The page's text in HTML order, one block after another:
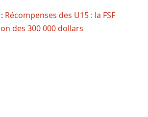
Récompenses des U15 : la FSF
des 300 000 dollars